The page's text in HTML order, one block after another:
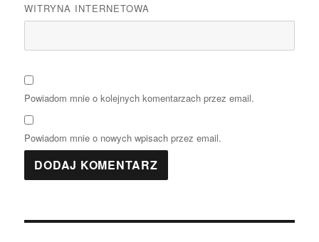
WITRYNA INTERNETOWA
Powiadom mnie o kolejnych komentarzach przez email.
Powiadom mnie o nowych wpisach przez email.